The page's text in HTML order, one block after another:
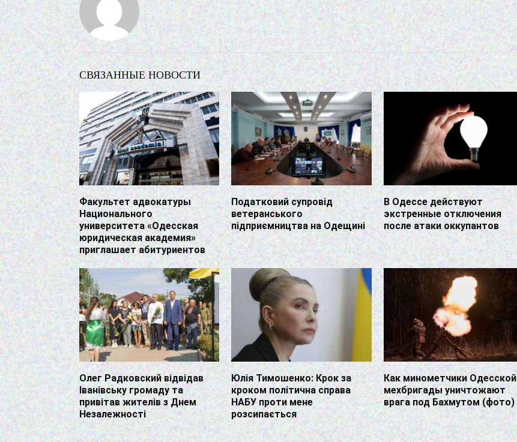
СВЯЗАННЫЕ НОВОСТИ
Факультет адвокатуры
Национального
университета «Одесская
юридическая академия»
приглашает абитуриентов
Податковий супровід
ветеранського
підприємництва на Одещині
В Одессе действуют
экстренные отключения
после атаки оккупантов
Олег Радковский відвідав
Іванівську громаду та
привітав жителів з Днем
Незалежності
Юлія Тимошенко: Крок за
кроком політична справа
НАБУ проти мене
розсипається
Как минометчики Одесской
мехбригады уничтожают
врага под Бахмутом (фото)